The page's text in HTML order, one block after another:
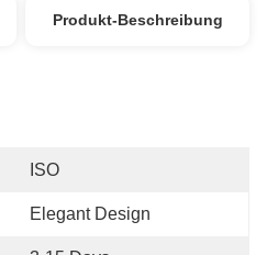
Produkt-Beschreibung
ISO
Elegant Design